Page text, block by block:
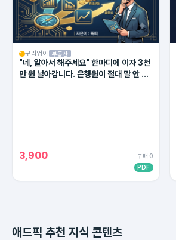
구라엉아 부동산
"네, 알아서 해주세요" 한마디에 이자 3천
만 원 날아갑니다. 은행원이 절대 말 안 해
3,900
구매 0
PDF
애드픽 추천 지식 콘텐츠